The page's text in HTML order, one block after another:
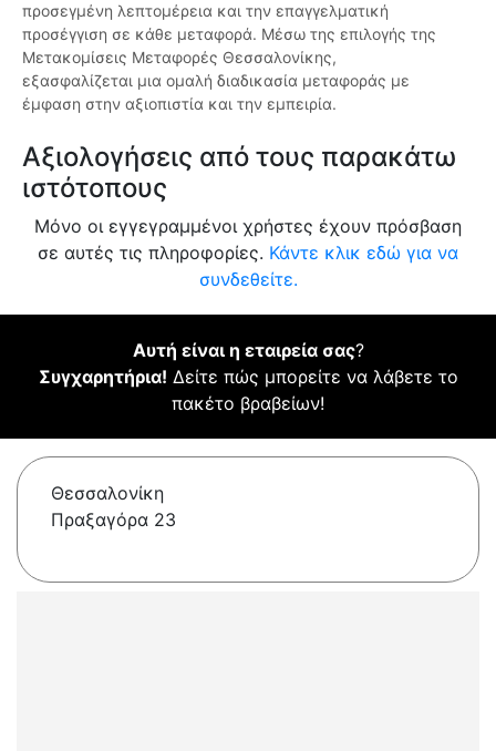
προσεγμένη λεπτομέρεια και την επαγγελματική
προσέγγιση σε κάθε μεταφορά. Μέσω της επιλογής της
Μετακομίσεις Μεταφορές Θεσσαλονίκης,
εξασφαλίζεται μια ομαλή διαδικασία μεταφοράς με
έμφαση στην αξιοπιστία και την εμπειρία.
Αξιολογήσεις από τους παρακάτω
ιστότοπους
Μόνο οι εγγεγραμμένοι χρήστες έχουν πρόσβαση
σε αυτές τις πληροφορίες. Κάντε κλικ εδώ για να
συνδεθείτε.
Αυτή είναι η εταιρεία σας?
Συγχαρητήρια! Δείτε πώς μπορείτε να λάβετε το
πακέτο βραβείων!
Θεσσαλονίκη
Πραξαγόρα 23